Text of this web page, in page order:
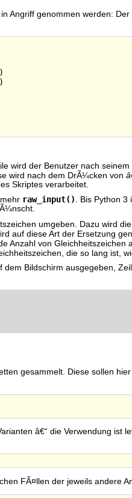
Angriff genommen werden:
wird der Benutzer nach
wird nach dem DrÃ¼cken von
Skriptes verarbeitet.
raw_input() . Bis Python 3
umgeben. Dazu wird
auf diese Art der Ersetzung
Anzahl von Gleichheitszeichen
die so lang ist,
dem Bildschirm ausgegeben,
gesammelt. Diese sollen
â€“ die Verwendung
FÃ¤llen der jeweils andere